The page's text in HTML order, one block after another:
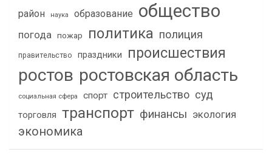
район
наука образование общество
погода пожар политика полиция
правительство праздники происшествия
ростов ростовская область
социальная сфера спорт строительство суд
торговля транспорт финансы экология
экономика